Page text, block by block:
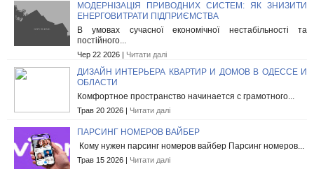
МОДЕРНІЗАЦІЯ ПРИВОДНИХ СИСТЕМ: ЯК ЗНИЗИТИ
ЕНЕРГОВИТРАТИ ПІДПРИЄМСТВА
В умовах сучасної економічної нестабільності та
постійного...
Чер 22 2026 | Читати далі
ДИЗАЙН ИНТЕРЬЕРА КВАРТИР И ДОМОВ В ОДЕССЕ И
ОБЛАСТИ
Комфортное пространство начинается с грамотного...
Трав 20 2026 | Читати далі
ПАРСИНГ НОМЕРОВ ВАЙБЕР
Кому нужен парсинг номеров вайбер Парсинг номеров...
Трав 15 2026 | Читати далі